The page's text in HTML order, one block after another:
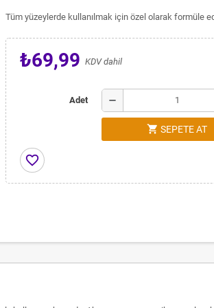
Tüm yüzeylerde kullanılmak için özel olarak formüle
₺69,99 KDV dahil
Adet remove
shopping_cart SEPETE AT
favorite_border